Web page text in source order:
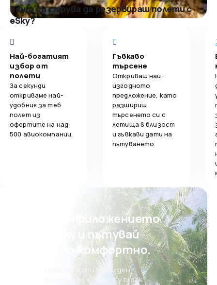
Защо си струва да резервираш полети с
eSky?
Най-богатият
избор от
полети
За секунди
откриваме най-
удобния за теб
полет из
офертите на над
500 авиокомпании.
Гъвкаво
търсене
Откриваш най-
изгодното
предложение, като
разшириш
търсенето си с
летища в близост
и гъвкави дати на
пътуването.
Свали приложението
на eSky и пътувай
още по-комфортно.
Нови оферти всеки ден:
полети, почивки, city break